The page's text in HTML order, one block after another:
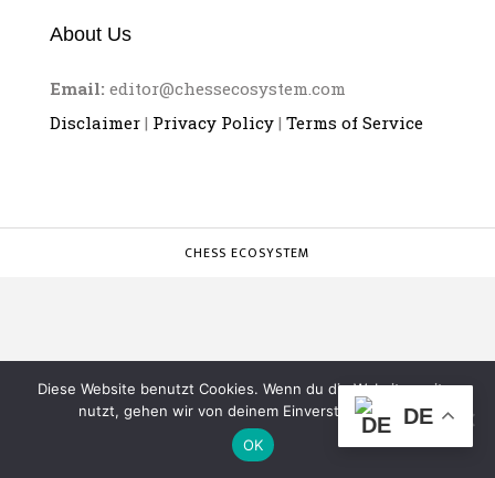
About Us
Email: editor@chessecosystem.com
Disclaimer | Privacy Policy | Terms of Service
CHESS ECOSYSTEM
DE
Diese Website benutzt Cookies. Wenn du die Website weiter
nutzt, gehen wir von deinem Einverständnis aus.
OK